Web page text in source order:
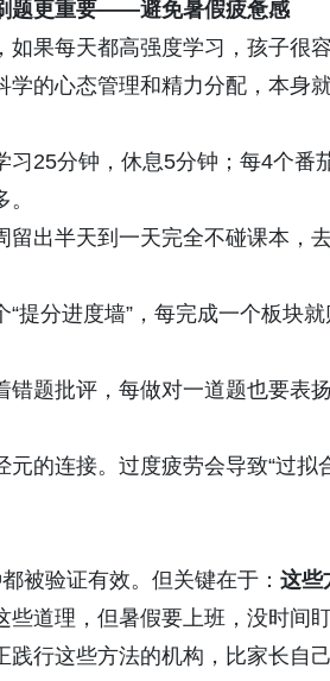
题更重要——避免暑假疲惫感
如果每天都高强度学习，孩子很
学的心态管理和精力分配，本身
习25分钟，休息5分钟；每4个番
留出半天到一天完全不碰课本，
“提分进度墙”，每完成一个板块
错题批评，每做对一道题也要表
元的连接。过度疲劳会导致“过
被验证有效。但关键在于： 这些
些道理，但暑假要上班，没时间
践行这些方法的机构，比家长自